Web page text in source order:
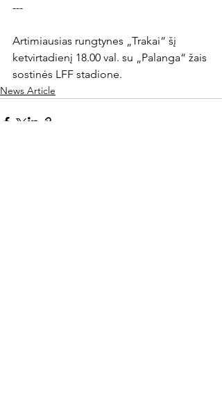
---
Artimiausias rungtynes „Trakai“ šį
ketvirtadienį 18.00 val. su „Palanga“ žais
sostinės LFF stadione.
News Article